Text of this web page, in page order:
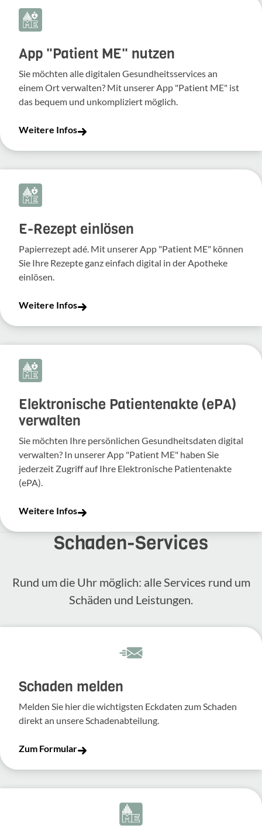
App "Patient ME" nutzen
Sie möchten alle digitalen Gesundheitsservices an
einem Ort verwalten? Mit unserer App "Patient ME" ist
das bequem und unkompliziert möglich.
Weitere Infos
E-Rezept einlösen
Papierrezept adé. Mit unserer App "Patient ME" können
Sie Ihre Rezepte ganz einfach digital in der Apotheke
einlösen.
Weitere Infos
Elektronische Patientenakte (ePA)
verwalten
Sie möchten Ihre persönlichen Gesundheitsdaten digital
verwalten? In unserer App "Patient ME" haben Sie
jederzeit Zugriff auf Ihre Elektronische Patientenakte
(ePA).
Weitere Infos
Schaden-​Services
Rund um die Uhr möglich: alle Services rund um
Schäden und Leis­tungen.
Schaden melden
Melden Sie hier die wich­tigsten Eckdaten zum Schaden
direkt an unsere Scha­den­ab­tei­lung.
Zum Formular